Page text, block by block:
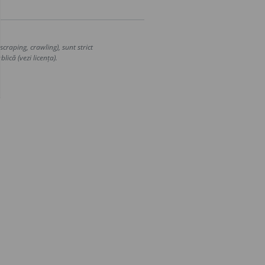
crawling), sunt strict
(vezi licența).